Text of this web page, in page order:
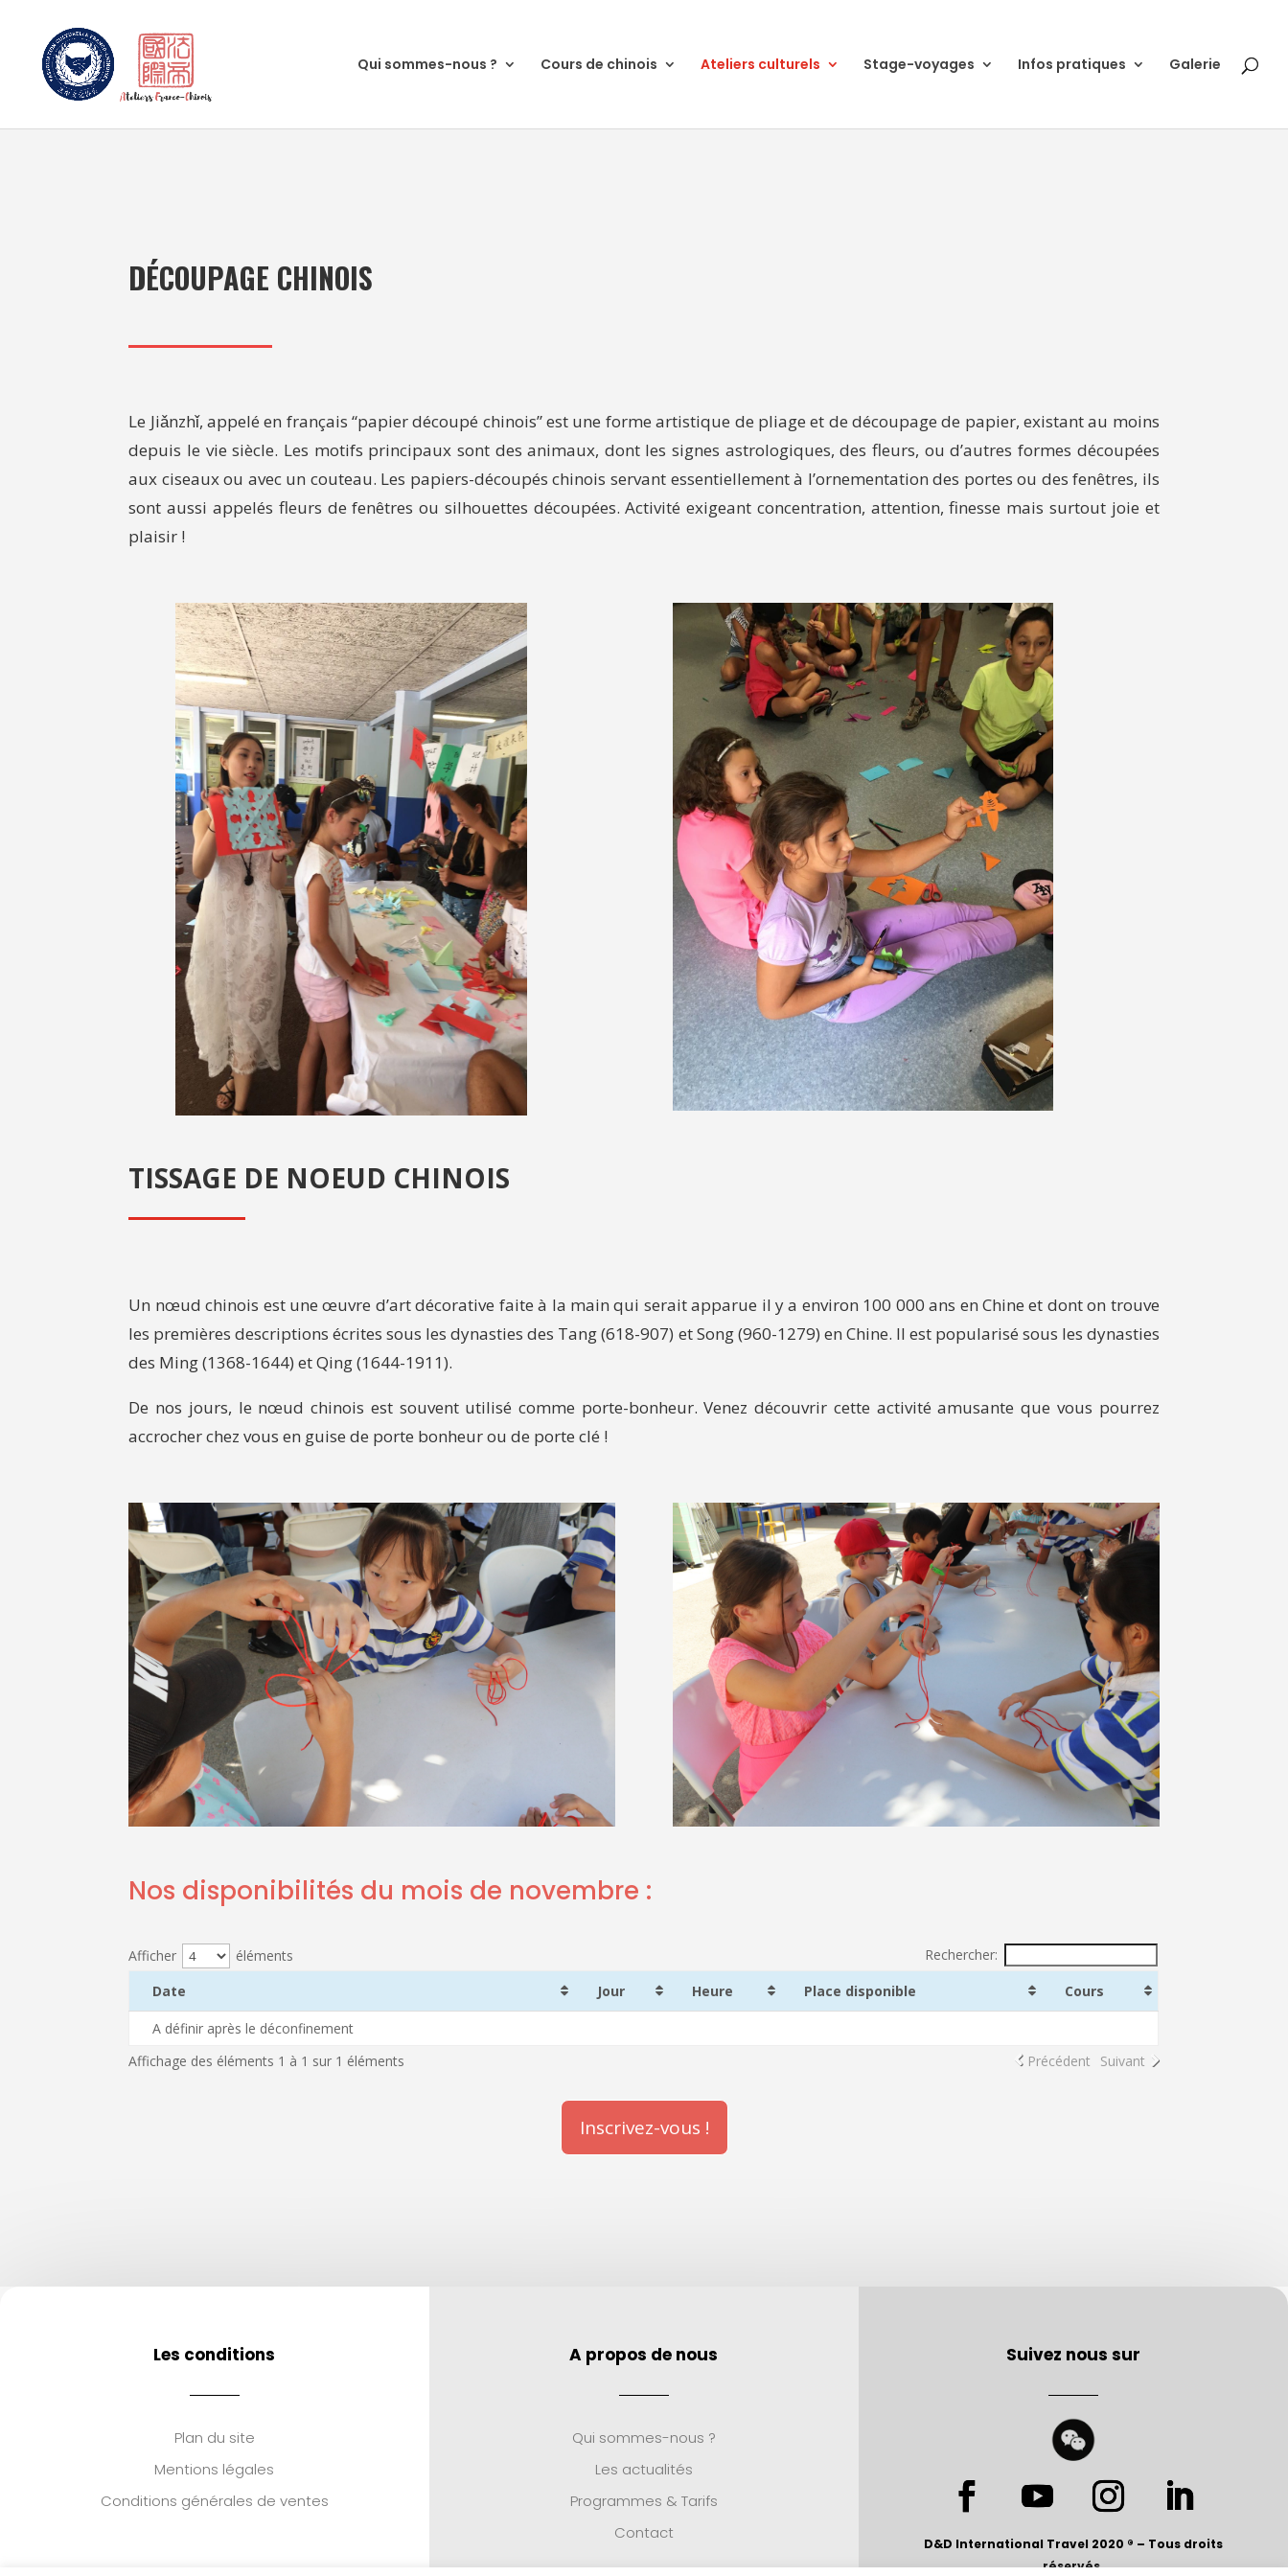
Qui sommes-nous ? Cours de chinois Ateliers culturels Stage-voyages Infos pratiques Galerie
DÉCOUPAGE CHINOIS
Le Jiǎnzhǐ, appelé en français “papier découpé chinois” est une forme artistique de pliage et de découpage de papier, existant au moins
depuis le vie siècle. Les motifs principaux sont des animaux, dont les signes astrologiques, des fleurs, ou d’autres formes découpées
aux ciseaux ou avec un couteau. Les papiers-découpés chinois servant essentiellement à l’ornementation des portes ou des fenêtres, ils
sont aussi appelés fleurs de fenêtres ou silhouettes découpées. Activité exigeant concentration, attention, finesse mais surtout joie et
plaisir !
TISSAGE DE NOEUD CHINOIS
Un nœud chinois est une œuvre d’art décorative faite à la main qui serait apparue il y a environ 100 000 ans en Chine et dont on trouve
les premières descriptions écrites sous les dynasties des Tang (618-907) et Song (960-1279) en Chine. Il est popularisé sous les dynasties
des Ming (1368-1644) et Qing (1644-1911).
De nos jours, le nœud chinois est souvent utilisé comme porte-bonheur. Venez découvrir cette activité amusante que vous pourrez
accrocher chez vous en guise de porte bonheur ou de porte clé !
Nos disponibilités du mois de novembre :
Afficher éléments
Rechercher:
Date
Jour Heure Place disponible Cours
A définir après le déconfinement
Affichage des éléments 1 à 1 sur 1 éléments
Précédent Suivant
Inscrivez-vous !
Les conditions
Plan du site
Mentions légales
Conditions générales de ventes
A propos de nous
Qui sommes-nous ?
Les actualités
Programmes & Tarifs
Contact
Suivez nous sur
D&D International Travel 2020 ® – Tous droits
réservés